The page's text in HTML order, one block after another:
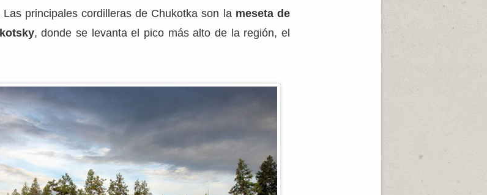
principales cordilleras de Chukotka son la meseta de
, donde se levanta el pico más alto de la región, el